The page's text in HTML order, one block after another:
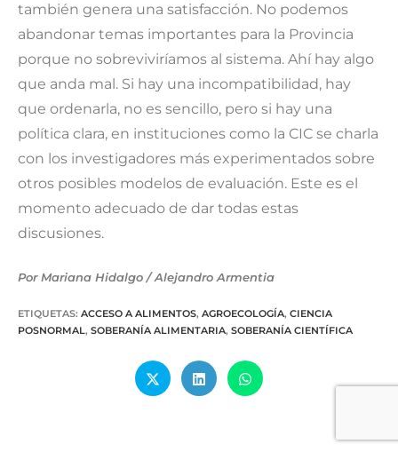
también genera una satisfacción. No podemos
abandonar temas importantes para la Provincia
porque no sobreviviríamos al sistema. Ahí hay algo
que anda mal. Si hay una incompatibilidad, hay
que ordenarla, no es sencillo, pero si hay una
política clara, en instituciones como la CIC se charla
con los investigadores más experimentados sobre
otros posibles modelos de evaluación. Este es el
momento adecuado de dar todas estas
discusiones.
Por Mariana Hidalgo / Alejandro Armentia
ETIQUETAS: ACCESO A ALIMENTOS, AGROECOLOGÍA, CIENCIA
POSNORMAL, SOBERANÍA ALIMENTARIA, SOBERANÍA CIENTÍFICA